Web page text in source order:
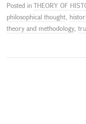
Posted inTHEORY OF
philosophical thought,
theory and methodology,